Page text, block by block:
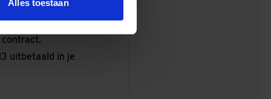
Alles toestaan
zaken die eraan
uitbetaald in je